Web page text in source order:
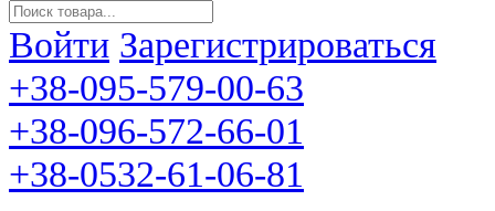
Войти Зарегистрироваться
+38-095-579-00-63
+38-096-572-66-01
+38-0532-61-06-81